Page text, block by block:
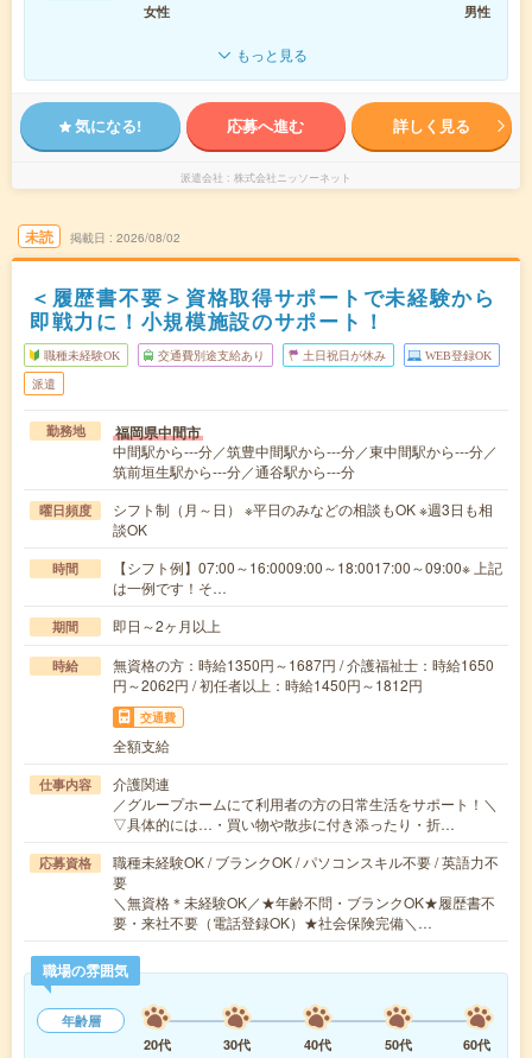
女性
男性
もっと見る
気になる! 応募へ進む 詳しく見る
派遣会社 株式会社ニッソーネット
未読 掲載日 2026/08/02
＜履歴書不要＞資格取得サポートで未経験から
即戦力に！小規模施設のサポート！
職種未経験OK 交通費別途支給あり 土日祝日が休み WEB登録OK
派遣
勤務地 福岡県中間市
中間駅から---分／筑豊中間駅から---分／東中間駅から---分／
筑前垣生駅から---分／通谷駅から---分
曜日頻度
シフト制（月～日） ※平日のみなどの相談もOK ※週3日も相
談OK
時間
【シフト例】07:00～16:0009:00～18:0017:00～09:00※ 上記
は一例です！そ…
期間 即日～2ヶ月以上
時給
無資格の方：時給1350円～1687円 / 介護福祉士：時給1650
円～2062円 / 初任者以上：時給1450円～1812円
交通費
全額支給
仕事内容
介護関連
／グループホームにて利用者の方の日常生活をサポート！＼
▽具体的には…・買い物や散歩に付き添ったり・折…
応募資格
職種未経験OK / ブランクOK / パソコンスキル不要 / 英語力不
要
＼無資格＊未経験OK／★年齢不問・ブランクOK★履歴書不
要・来社不要（電話登録OK）★社会保険完備＼…
職場の雰囲気
年齢層
20代
30代 40代 50代
60代